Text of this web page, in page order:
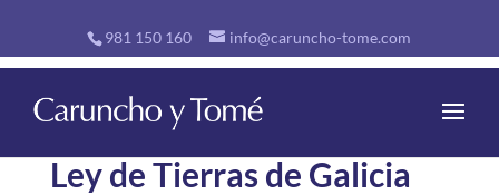
981 150 160 info@caruncho-tome.com
Ley de Tierras de Galicia